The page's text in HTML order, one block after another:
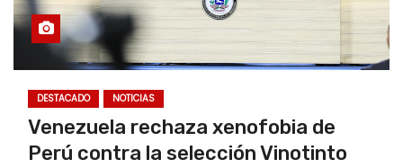
DESTACADO NOTICIAS
Venezuela rechaza xenofobia de
Perú contra la selección Vinotinto